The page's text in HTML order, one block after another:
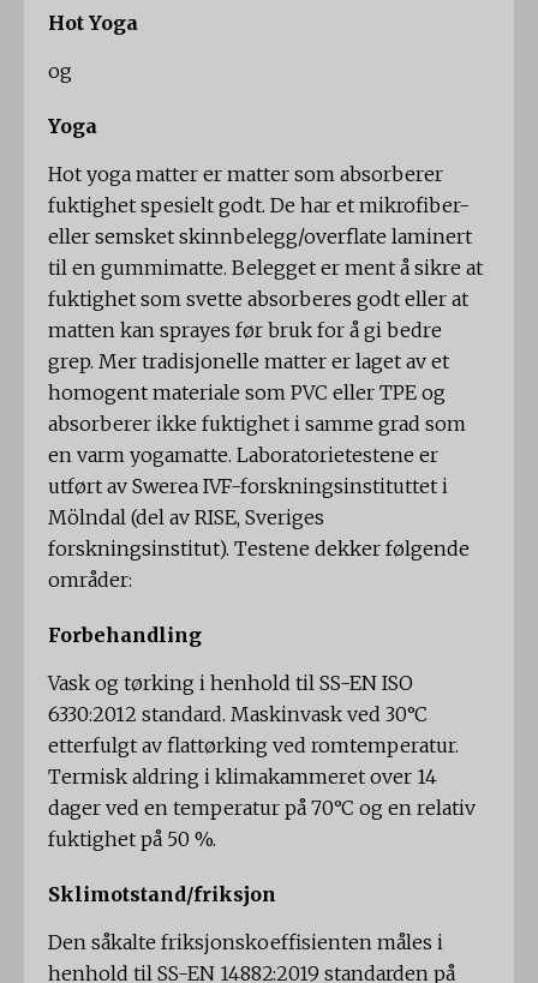
Hot Yoga
og
Yoga
Hot yoga matter er matter som absorberer
fuktighet spesielt godt. De har et mikrofiber-
eller semsket skinnbelegg/overflate laminert
til en gummimatte. Belegget er ment å sikre at
fuktighet som svette absorberes godt eller at
matten kan sprayes før bruk for å gi bedre
grep. Mer tradisjonelle matter er laget av et
homogent materiale som PVC eller TPE og
absorberer ikke fuktighet i samme grad som
en varm yogamatte. Laboratorietestene er
utført av Swerea IVF-forskningsinstituttet i
Mölndal (del av RISE, Sveriges
forskningsinstitut). Testene dekker følgende
områder:
Forbehandling
Vask og tørking i henhold til SS-EN ISO
6330:2012 standard. Maskinvask ved 30°C
etterfulgt av flattørking ved romtemperatur.
Termisk aldring i klimakammeret over 14
dager ved en temperatur på 70°C og en relativ
fuktighet på 50 %.
Sklimotstand/friksjon
Den såkalte friksjonskoeffisienten måles i
henhold til SS-EN 14882:2019 standarden på